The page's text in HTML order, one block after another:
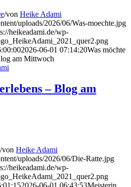
/von Heike Adami
uploads/2026/06/Was-moechte.jpg
heikeadami.de/wp-
2026-06-01 07:14:20Was möchte
am Mittwoch
– Blog am
/von Heike Adami
uploads/2026/06/Die-Ratte.jpg
heikeadami.de/wp-
2026-06-01 06:43:53Meisterin